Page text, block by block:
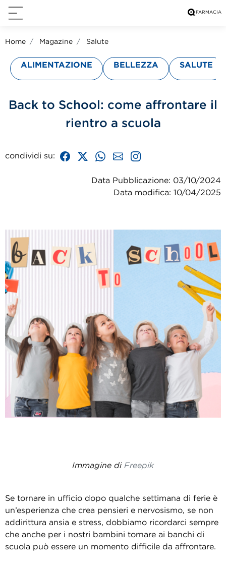
Home Magazine Salute
ALIMENTAZIONE BELLEZZA SALUTE
Back to School: come affrontare il
rientro a scuola
condividi su:
Data Pubblicazione: 03/10/2024
Data modifica: 10/04/2025
Immagine di Freepik
Se tornare in ufficio dopo qualche settimana di ferie è
un’esperienza che crea pensieri e nervosismo, se non
addirittura ansia e stress, dobbiamo ricordarci sempre
che anche per i nostri bambini tornare ai banchi di
scuola può essere un momento difficile da affrontare.